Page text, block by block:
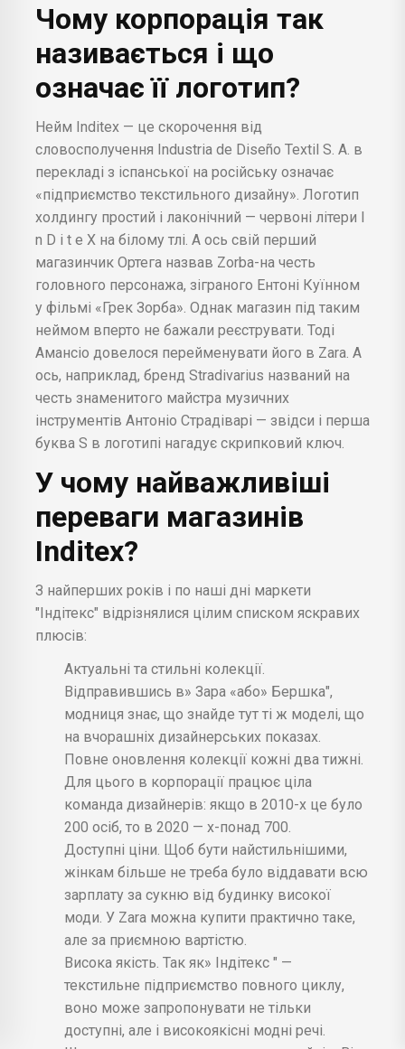
Чому корпорація так
називається і що
означає її логотип?
Нейм Inditex — це скорочення від
словосполучення Industria de Diseño Textil S. A. в
перекладі з іспанської на російську означає
«підприємство текстильного дизайну». Логотип
холдингу простий і лаконічний — червоні літери I
n D i t e X на білому тлі. А ось свій перший
магазинчик Ортега назвав Zorba-на честь
головного персонажа, зіграного Ентоні Куїнном
у фільмі «Грек Зорба». Однак магазин під таким
неймом вперто не бажали реєструвати. Тоді
Амансіо довелося перейменувати його в Zara. А
ось, наприклад, бренд Stradivarius названий на
честь знаменитого майстра музичних
інструментів Антоніо Страдіварі — звідси і перша
буква S в логотипі нагадує скрипковий ключ.
У чому найважливіші
переваги магазинів
Inditex?
З найперших років і по наші дні маркети
"Індітекс" відрізнялися цілим списком яскравих
плюсів:
Актуальні та стильні колекції.
Відправившись в» Зара «або» Бершка",
модниця знає, що знайде тут ті ж моделі, що
на вчорашніх дизайнерських показах.
Повне оновлення колекції кожні два тижні.
Для цього в корпорації працює ціла
команда дизайнерів: якщо в 2010-х це було
200 осіб, то в 2020 — х-понад 700.
Доступні ціни. Щоб бути найстильнішими,
жінкам більше не треба було віддавати всю
зарплату за сукню від будинку високої
моди. У Zara можна купити практично таке,
але за приємною вартістю.
Висока якість. Так як» Індітекс " —
текстильне підприємство повного циклу,
воно може запропонувати не тільки
доступні, але і високоякісні модні речі.